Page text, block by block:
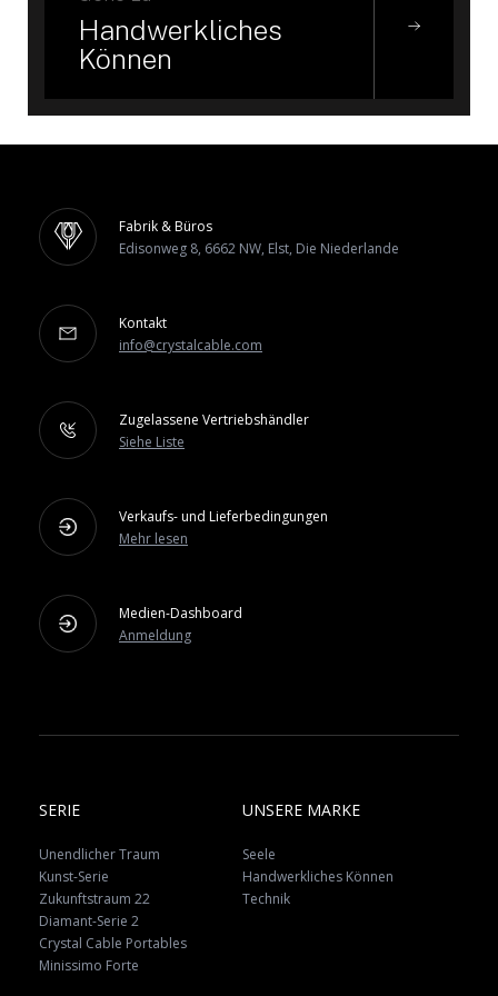
Handwerkliches
Können
Fabrik & Büros
Edisonweg 8, 6662 NW, Elst, Die Niederlande
Kontakt
info@crystalcable.com
Zugelassene Vertriebshändler
Siehe Liste
Verkaufs- und Lieferbedingungen
Mehr lesen
Medien-Dashboard
Anmeldung
SERIE
Unendlicher Traum
Kunst-Serie
Zukunftstraum 22
Diamant-Serie 2
Crystal Cable Portables
Minissimo Forte
UNSERE MARKE
Seele
Handwerkliches Können
Technik